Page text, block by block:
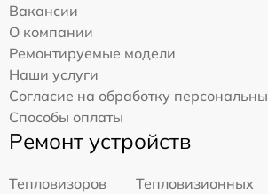
Вакансии
О компании
Ремонтируемые модели
Наши услуги
Согласие на обработку
Способы оплаты
Ремонт устройств
Тепловизоров
Тепловизионных